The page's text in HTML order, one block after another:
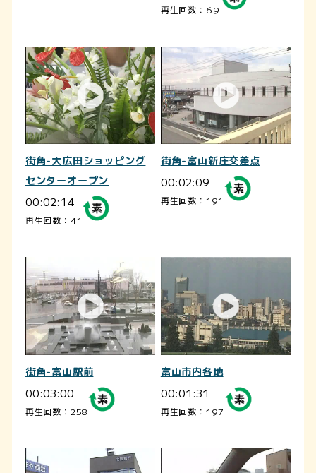
再生回数：69
街角-大広田ショッピング
センターオープン
00:02:14
再生回数：41
街角-富山新庄交差点
00:02:09
再生回数：191
街角-富山駅前
00:03:00
再生回数：258
富山市内各地
00:01:31
再生回数：197